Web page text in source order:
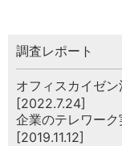
調査レポート
オフィスカイゼ
[2022.7.24]
企業のテレワー
[2019.11.12]